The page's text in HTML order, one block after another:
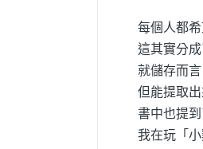
每個人都
這其實分
就儲存而
但能提取
書中也提
我在玩「